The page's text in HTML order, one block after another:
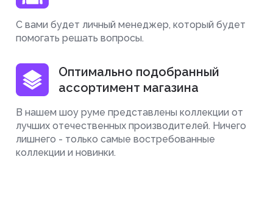
С вами будет личный менеджер, который будет
помогать решать вопросы.
Оптимально подобранный
ассортимент магазина
В нашем шоу руме представлены коллекции от
лучших отечественных производителей. Ничего
лишнего - только самые востребованные
коллекции и новинки.